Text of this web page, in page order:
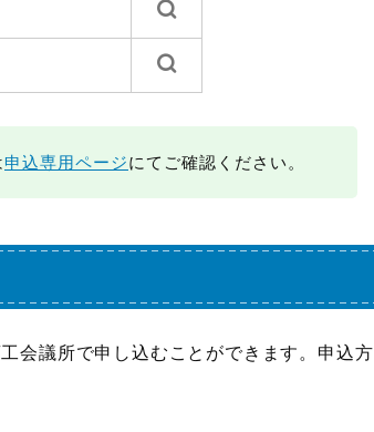
申込専用ページにてご確認ください。
会議所で申し込むことができます。申込方